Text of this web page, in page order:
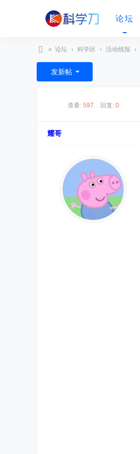
论坛
科
学
» 论坛 › 科学区 › 活动线报 ›
发新帖
查看: 597 回复: 0
耀哥